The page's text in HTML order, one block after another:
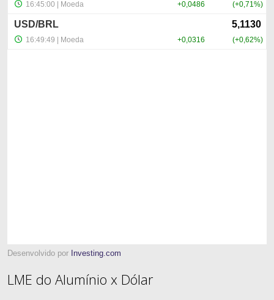
Desenvolvido por Investing.com
LME do Alumínio x Dólar